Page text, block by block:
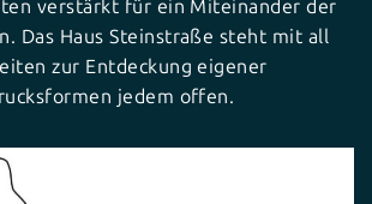
verstärkt für ein Miteinander der
Das Haus Steinstraße steht mit all
zur Entdeckung eigener
jedem offen.